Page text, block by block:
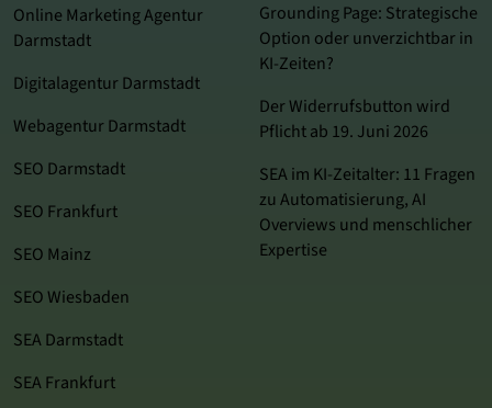
Online Marketing Agentur
Darmstadt
Digitalagentur Darmstadt
Webagentur Darmstadt
SEO Darmstadt
SEO Frankfurt
SEO Mainz
SEO Wiesbaden
SEA Darmstadt
SEA Frankfurt
Grounding Page: Strategische
Option oder unverzichtbar in
KI-Zeiten?
Der Widerrufsbutton wird
Pflicht ab 19. Juni 2026
SEA im KI‑Zeitalter: 11 Fragen
zu Automatisierung, AI
Overviews und menschlicher
Expertise